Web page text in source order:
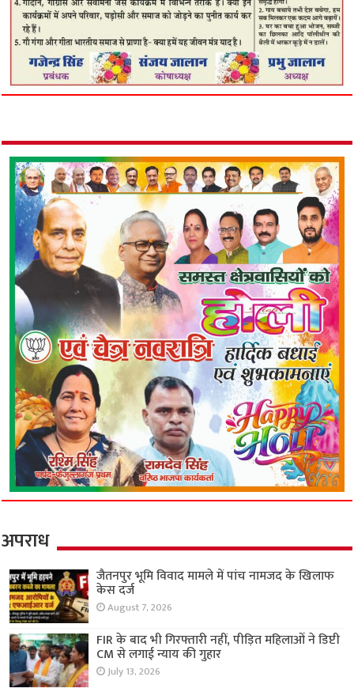
अपराध
जैतनपुर भूमि विवाद मामले में पांच नामजद के खिलाफ
केस दर्ज
August 7, 2026
FIR के बाद भी गिरफ्तारी नहीं, पीड़ित महिलाओं ने डिप्टी
CM से लगाई न्याय की गुहार
July 13, 2026